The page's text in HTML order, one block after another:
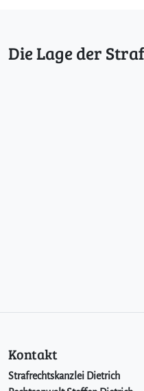
Die Lage der
Kontakt
Strafrechtskanzlei Dietrich